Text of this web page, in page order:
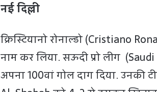
नई दिल्ली
क्रिस्टि‍यानो रोनाल्डो (Cristiano
नाम कर लिया. सऊदी प्रो लीग
अपना 100वां गोल दाग दिया. उनकी